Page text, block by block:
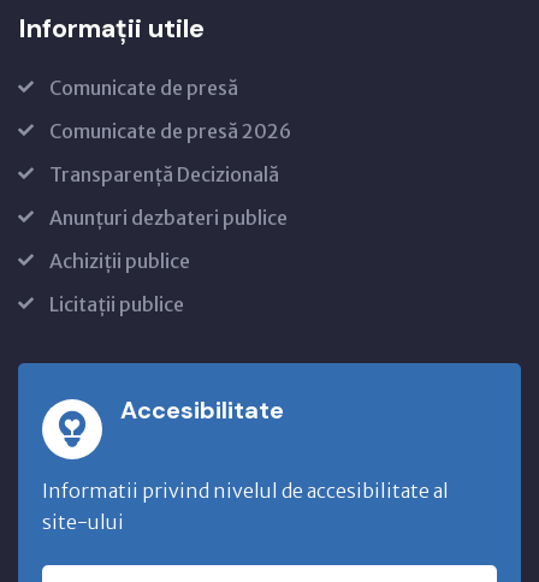
Informații utile
Comunicate de presă
Comunicate de presă 2026
Transparență Decizională
Anunțuri dezbateri publice
Achiziții publice
Licitații publice
Accesibilitate
Informatii privind nivelul de accesibilitate al
site-ului